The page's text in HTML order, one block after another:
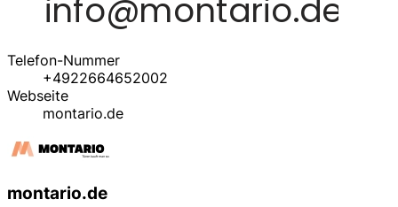
Telefon-Nummer
+4922664652002
Webseite
montario.de
montario.de